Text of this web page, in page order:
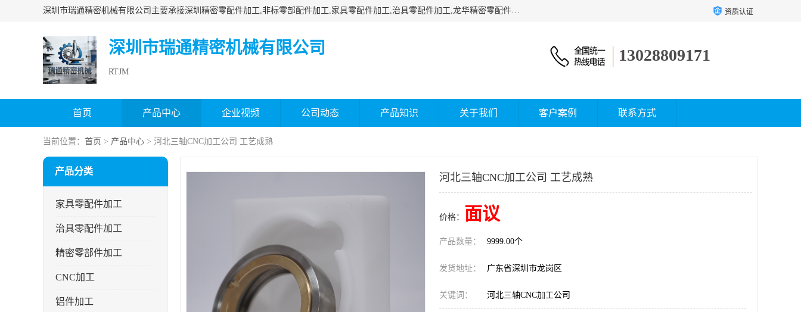
深圳市瑞通精密机械有限公司主要承接深圳精密零配件加工,非标零部配件加工,家具零配件加工,治具零配件加工,龙华精密零配件加工等各种各种精密机械加工，欢迎来来电咨询！ 资质认证
深圳市瑞通精密机械有限公司
RTJM
13028809171
首页 产品中心 企业视频 公司动态 产品知识 关于我们 客户案例 联系方式
当前位置： 首页 > 产品中心 > 河北三轴CNC加工公司 工艺成熟
产品分类
家具零配件加工
治具零配件加工
精密零部件加工
CNC加工
铝件加工
河北三轴CNC加工公司 工艺成熟
价格： 面议
产品数量： 9999.00个
发货地址： 广东省深圳市龙岗区
关键词： 河北三轴CNC加工公司